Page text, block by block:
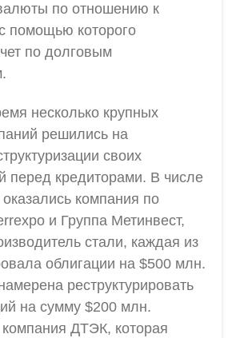
по отношению к
которого
по долговым
несколько крупных
решились на
своих
перед кредиторами. В числе
компания по
и Группа Метинвест,
стали, каждая из
облигации на $500 млн.
реструктурировать
на сумму $200 млн.
компания ДТЭК, которая